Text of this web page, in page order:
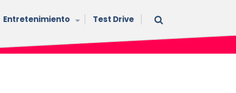
Entretenimiento Test Drive